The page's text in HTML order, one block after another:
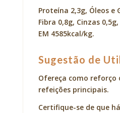
Proteína 2,3g, Óleos e
Fibra 0,8g, Cinzas
EM 4585kcal/kg.
Sugestão de
Ofereça como reforço
refeições principais.
Certifique-se de que